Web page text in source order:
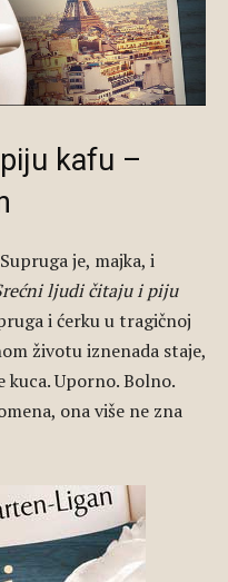
kafu –
je, majka, i
ljudi čitaju i piju
i ćerku u tragičnoj
životu iznenada staje,
kuca. Uporno. Bolno.
ona više ne zna